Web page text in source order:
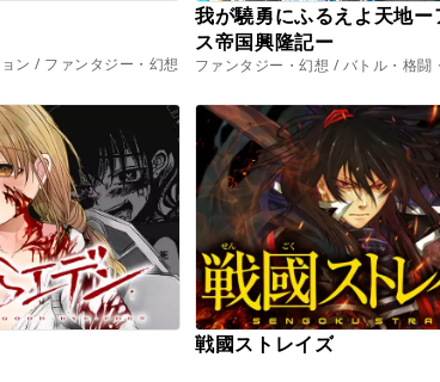
ン / ファンタジー・幻想
我が驍勇にふるえよ天地ー
ス帝国興隆記ー
ファンタジー・幻想 / バトル・格闘
戦國ストレイズ